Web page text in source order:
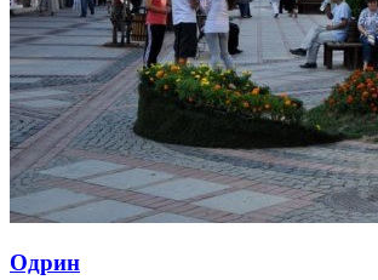
Одрин